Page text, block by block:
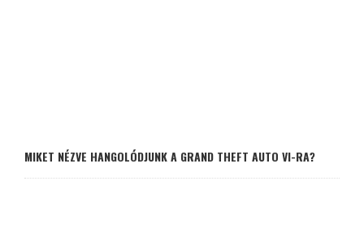
MIKET NÉZVE HANGOLÓDJUNK A GRAND THEFT AUTO VI-RA?